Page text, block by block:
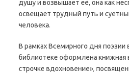
душу и возвышает её, она как
освещает трудный путь и
человека.
В рамках Всемирного дня поэзии
библиотеке оформлена книжная
строчке вдохновение»,